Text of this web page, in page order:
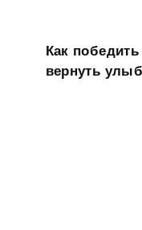
Как
вернуть